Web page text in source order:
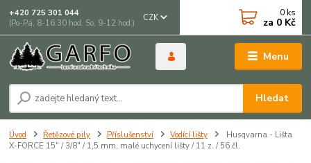
Menu
CZK
Hledat
+420 725 301 044
(Po-Pá, 8-16:30 hod. So, 9-12 hod.)
0 ks
za 0 Kč
Úvod Řetězové pily Příslušenství Vodící lišty
Husqvarna - Lišta
X-FORCE 15" / 3/8" / 1,5 mm, malé uchycení lišty / 11 z. / 56 čl.